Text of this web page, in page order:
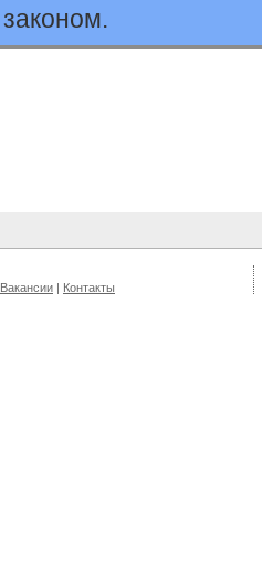
законом.
Вакансии | Контакты